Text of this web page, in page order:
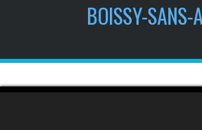
BOISSY-SANS-